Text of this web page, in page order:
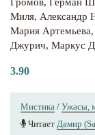
Миля, Александр
Мария Артемьева,
Джурич, Маркус
3.90
Мистика / Ужасы,
Читает Дамир